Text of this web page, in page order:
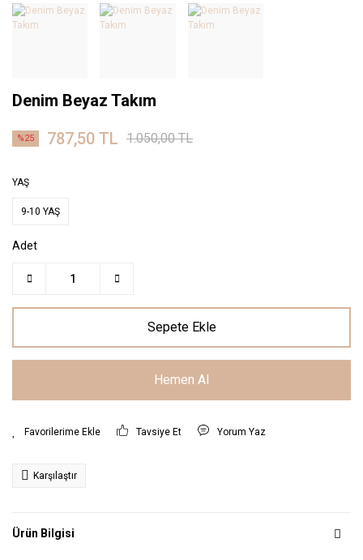
Denim Beyaz Takım
%25 787,50 TL 1.050,00 TL
YAŞ
9-10 YAŞ
Adet
Sepete Ekle
Hemen Al
Tavsiye Et Yorum Yaz
Karşılaştır
Ürün Bilgisi